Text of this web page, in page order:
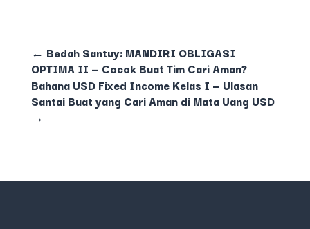
← Bedah Santuy: MANDIRI OBLIGASI
OPTIMA II — Cocok Buat Tim Cari Aman?
Bahana USD Fixed Income Kelas I — Ulasan
Santai Buat yang Cari Aman di Mata Uang USD
→